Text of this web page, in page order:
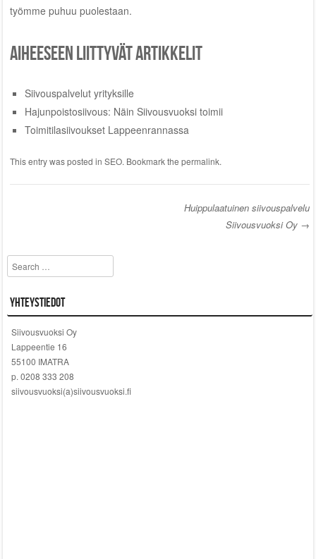
työmme puhuu puolestaan.
Aiheeseen liittyvät artikkelit
Siivouspalvelut yrityksille
Hajunpoistosiivous: Näin Siivousvuoksi toimii
Toimitilasiivoukset Lappeenrannassa
This entry was posted in SEO. Bookmark the permalink.
Huippulaatuinen siivouspalvelu
Siivousvuoksi Oy →
Search
Yhteystiedot
Siivousvuoksi Oy
Lappeentie 16
55100 IMATRA
p. 0208 333 208
siivousvuoksi(a)siivousvuoksi.fi